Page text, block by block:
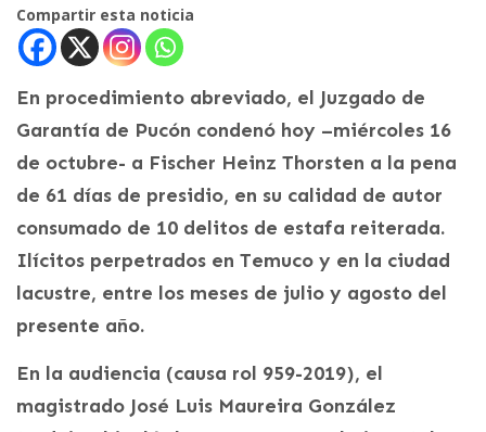
Compartir esta noticia
En procedimiento abreviado, el Juzgado de
Garantía de Pucón condenó hoy –miércoles 16
de octubre- a Fischer Heinz Thorsten a la pena
de 61 días de presidio, en su calidad de autor
consumado de 10 delitos de estafa reiterada.
Ilícitos perpetrados en Temuco y en la ciudad
lacustre, entre los meses de julio y agosto del
presente año.
En la audiencia (causa rol 959-2019), el
magistrado José Luis Maureira González